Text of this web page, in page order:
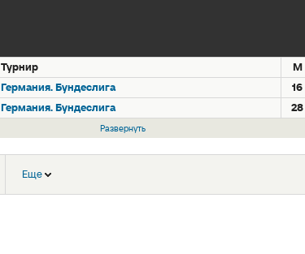
Турнир М
Германия. Бундеслига 16
Германия. Бундеслига 28
Развернуть
Еще